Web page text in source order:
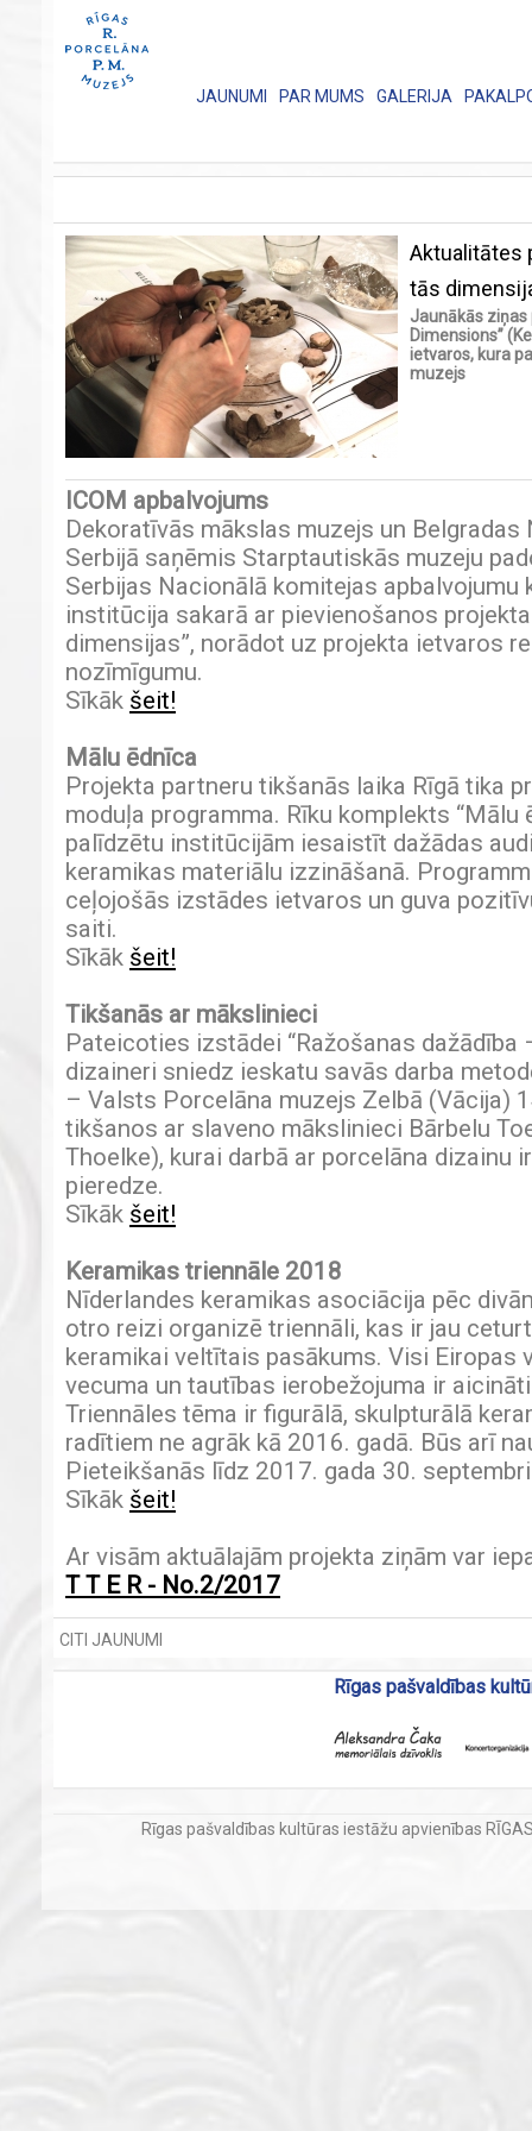
JAUNUMI PAR MUMS GALERIJA
Aktualitātes
tās
Jaunākās ziņas
Dimensions”
ietvaros, kura
muzejs
ICOM apbalvojums
Dekoratīvās mākslas muzejs un
Serbijā saņēmis Starptautiskās muzeju
Serbijas Nacionālā komitejas apbalvojumu
institūcija sakarā ar pievienošanos
dimensijas”, norādot uz projekta ietvaros
nozīmīgumu.
Sīkāk šeit!
Mālu ēdnīca
Projekta partneru tikšanās laika Rīgā tika
moduļa programma. Rīku komplekts “Mālu
palīdzētu institūcijām iesaistīt dažādas
keramikas materiālu izzināšanā.
ceļojošās izstādes ietvaros un guva
saiti.
Sīkāk šeit!
Tikšanās ar mākslinieci
Pateicoties izstādei “Ražošanas dažādība
dizaineri sniedz ieskatu savās darba
– Valsts Porcelāna muzejs Zelbā (Vācija)
tikšanos ar slaveno mākslinieci Bārbelu
Thoelke), kurai darbā ar porcelāna dizainu
pieredze.
Sīkāk šeit!
Keramikas triennāle 2018
Nīderlandes keramikas asociācija pēc
otro reizi organizē triennāli, kas ir jau
keramikai veltītais pasākums. Visi Eiropas
vecuma un tautības ierobežojuma ir
Triennāles tēma ir figurālā, skulpturālā
radītiem ne agrāk kā 2016. gadā. Būs arī
Pieteikšanās līdz 2017. gada 30.
Sīkāk šeit!
Ar visām aktuālajām projekta ziņām var
T T E R - No.2/2017
CITI JAUNUMI
Rīgas pašvaldības
Rīgas pašvaldības kultūras iestāžu apvienības